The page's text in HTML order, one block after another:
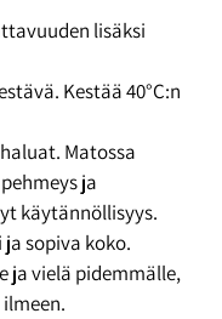
lisäksi
Kestää 40°C:n
Matossa
ja
käytännöllisyys.
sopiva koko.
ja vielä pidemmälle,